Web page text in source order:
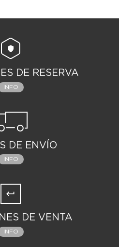
DE RESERVA
INFO
DE ENVÍO
INFO
DE VENTA
INFO